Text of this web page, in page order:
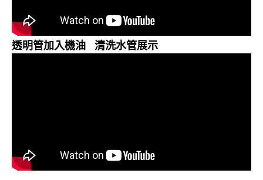
透明管加入機油 清洗水管展示